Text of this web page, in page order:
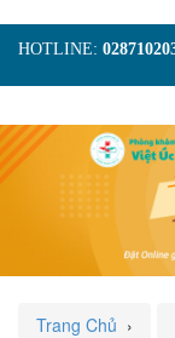
HOTLINE:
TIN TỨC
Trang Chủ ›